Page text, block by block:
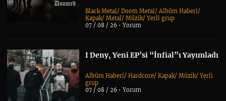
Black Metal/Doom Metal/Albüm Haberi/
Kapak/Metal/Müzik/Yerli grup
07 / 08 / 26 •Yorum
I Deny, Yeni EP’si “İnfial”ı Yayımladı
Albüm Haberi/Hardcore/Kapak/Müzik/Yerli
grup
07 / 08 / 26 •Yorum